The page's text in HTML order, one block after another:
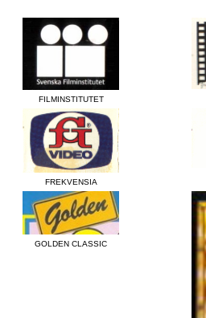
FILMINSTITUTET
FREKVENSIA
GOLDEN CLASSIC